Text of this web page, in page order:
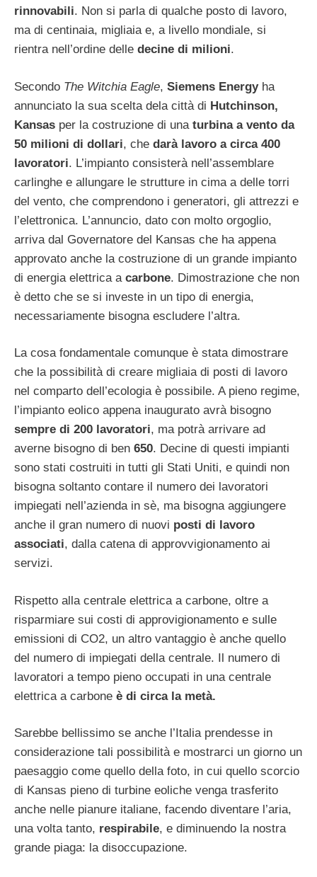
rinnovabili. Non si parla di qualche posto di lavoro,
ma di centinaia, migliaia e, a livello mondiale, si
rientra nell’ordine delle decine di milioni.
Secondo The Witchia Eagle, Siemens Energyha
annunciato la sua scelta dela città di Hutchinson,
Kansas per la costruzione di una turbina a vento da
50 milioni di dollari, che darà lavoro a circa 400
lavoratori. L’impianto consisterà nell’assemblare
carlinghe e allungare le strutture in cima a delle torri
del vento, che comprendono i generatori, gli attrezzi e
l’elettronica. L’annuncio, dato con molto orgoglio,
arriva dal Governatore del Kansas che ha appena
approvato anche la costruzione di un grande impianto
di energia elettrica a carbone. Dimostrazione che non
è detto che se si investe in un tipo di energia,
necessariamente bisogna escludere l’altra.
La cosa fondamentale comunque è stata dimostrare
che la possibilità di creare migliaia di posti di lavoro
nel comparto dell’ecologia è possibile. A pieno regime,
l’impianto eolico appena inaugurato avrà bisogno
sempre di 200 lavoratori, ma potrà arrivare ad
averne bisogno di ben 650. Decine di questi impianti
sono stati costruiti in tutti gli Stati Uniti, e quindi non
bisogna soltanto contare il numero dei lavoratori
impiegati nell’azienda in sè, ma bisogna aggiungere
anche il gran numero di nuovi posti di lavoro
associati, dalla catena di approvvigionamento ai
servizi.
Rispetto alla centrale elettrica a carbone, oltre a
risparmiare sui costi di approvigionamento e sulle
emissioni di CO2, un altro vantaggio è anche quello
del numero di impiegati della centrale. Il numero di
lavoratori a tempo pieno occupati in una centrale
elettrica a carbone è di circa la metà.
Sarebbe bellissimo se anche l’Italia prendesse in
considerazione tali possibilità e mostrarci un giorno un
paesaggio come quello della foto, in cui quello scorcio
di Kansas pieno di turbine eoliche venga trasferito
anche nelle pianure italiane, facendo diventare l’aria,
una volta tanto, respirabile, e diminuendo la nostra
grande piaga: la disoccupazione.